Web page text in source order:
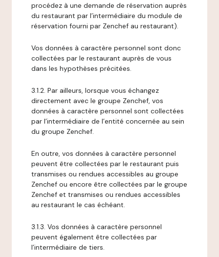
procédez à une demande de réservation auprès
du restaurant par l’intermédiaire du module de
réservation fourni par Zenchef au restaurant).
Vos données à caractère personnel sont donc
collectées par le restaurant auprès de vous
dans les hypothèses précitées.
3.1.2. Par ailleurs, lorsque vous échangez
directement avec le groupe Zenchef, vos
données à caractère personnel sont collectées
par l’intermédiaire de l’entité concernée au sein
du groupe Zenchef.
En outre, vos données à caractère personnel
peuvent être collectées par le restaurant puis
transmises ou rendues accessibles au groupe
Zenchef ou encore être collectées par le groupe
Zenchef et transmises ou rendues accessibles
au restaurant le cas échéant.
3.1.3. Vos données à caractère personnel
peuvent également être collectées par
l’intermédiaire de tiers.